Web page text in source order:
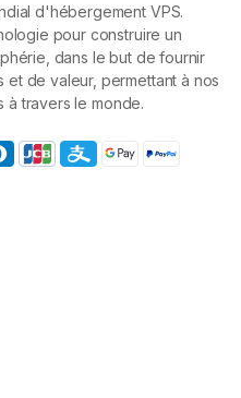
d'hébergement VPS.
pour construire un
dans le but de fournir
de valeur, permettant à nos
à travers le monde.